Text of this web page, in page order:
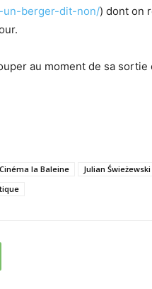
un-berger-dit-non/) dont on
au moment de sa
Cinéma la Baleine Julian Świeżewski